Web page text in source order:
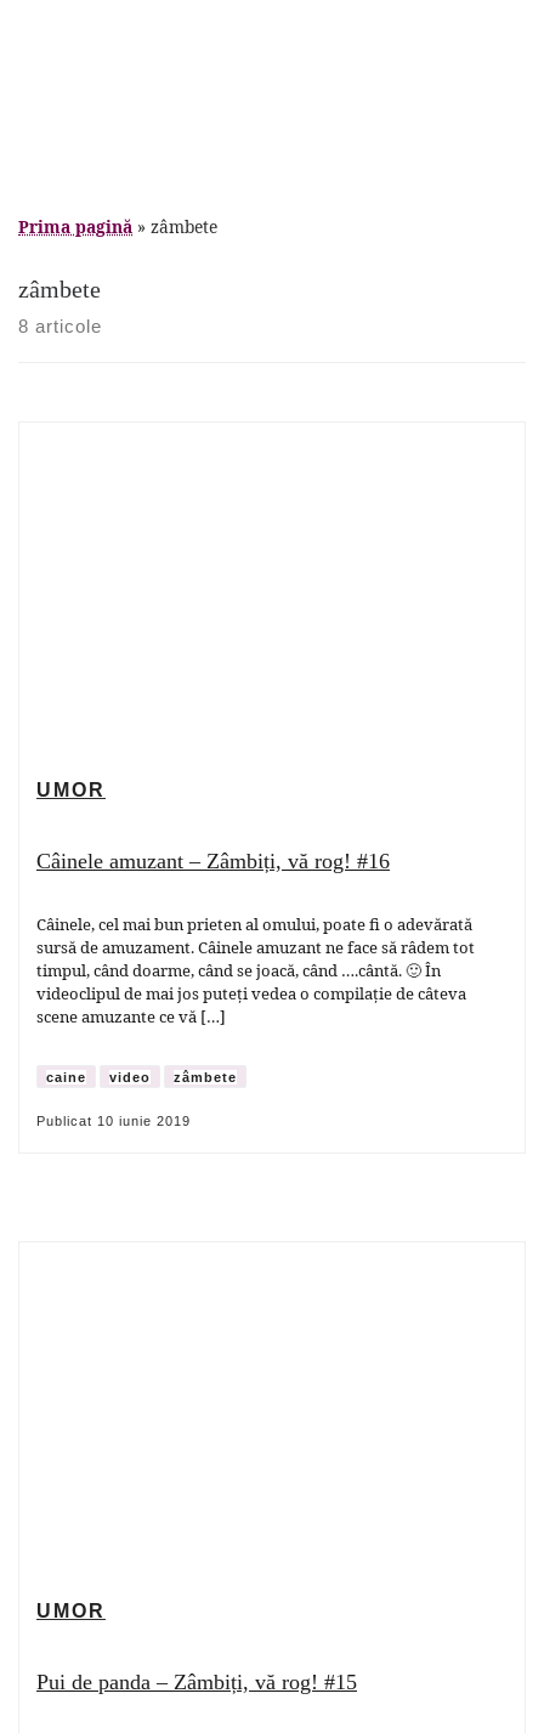
Prima pagină » zâmbete
zâmbete
8 articole
UMOR
Câinele amuzant – Zâmbiți, vă rog! #16
Câinele, cel mai bun prieten al omului, poate fi o adevărată
sursă de amuzament. Câinele amuzant ne face să râdem tot
timpul, când doarme, când se joacă, când ….cântă. 🙂 În
videoclipul de mai jos puteți vedea o compilație de câteva
scene amuzante ce vă […]
caine video zâmbete
Publicat 10 iunie 2019
UMOR
Pui de panda – Zâmbiți, vă rog! #15